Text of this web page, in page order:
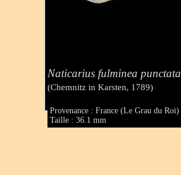
Naticarius fulminea punctata
(Chemnitz in Karsten, 1789)
Provenance : France (Le Grau du Roi)
Taille : 36.1 mm